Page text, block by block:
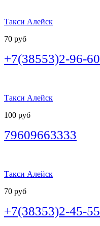
Такси Алейск
70 руб
+7(38553)2-96-60
Такси Алейск
100 руб
79609663333
Такси Алейск
70 руб
+7(38353)2-45-55